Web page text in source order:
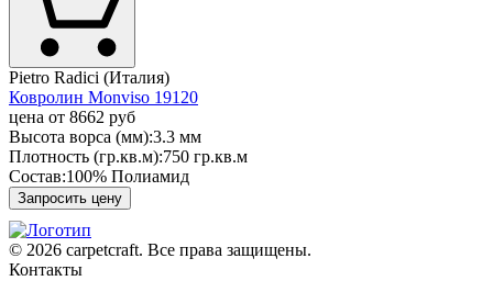
Pietro Radici (Италия)
Ковролин Monviso 19120
цена от 8662 руб
Высота ворса (мм):3.3 мм
Плотность (гр.кв.м):750 гр.кв.м
Состав:100% Полиамид
Запросить цену
© 2026 carpetcraft. Все права защищены.
Контакты